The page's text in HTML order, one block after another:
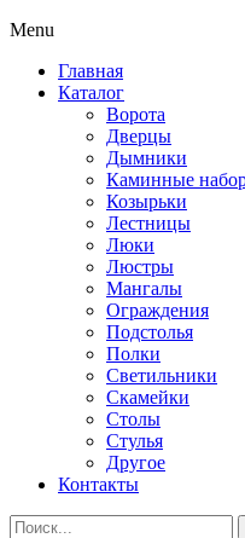
Menu
Главная
Каталог
Ворота
Дверцы
Дымники
Каминные
Козырьки
Лестницы
Люки
Люстры
Мангалы
Ограждения
Подстолья
Полки
Светильники
Скамейки
Столы
Стулья
Другое
Контакты